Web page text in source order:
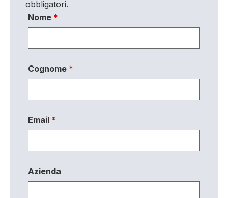
obbligatori.
Nome *
Cognome *
Email *
Azienda